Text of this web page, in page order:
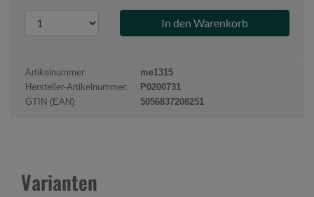
r
d
u
k
a
Artikelnummer:
me1315
Hersteller-Artikelnummer:
P0200731
GTIN (EAN):
5056837208251
Varianten